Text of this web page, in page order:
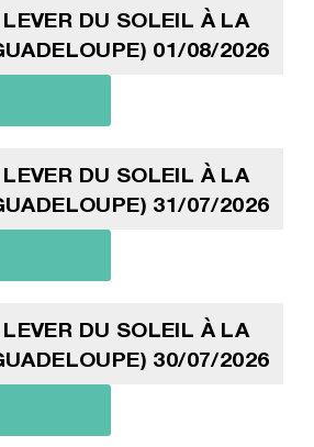
DU SOLEIL À LA
01/08/2026
DU SOLEIL À LA
31/07/2026
DU SOLEIL À LA
30/07/2026